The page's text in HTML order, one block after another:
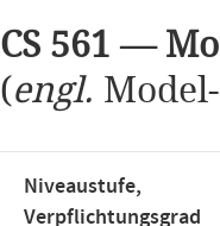
CS 561 —
(engl.
Niveaustufe,
Verpflichtungsgrad